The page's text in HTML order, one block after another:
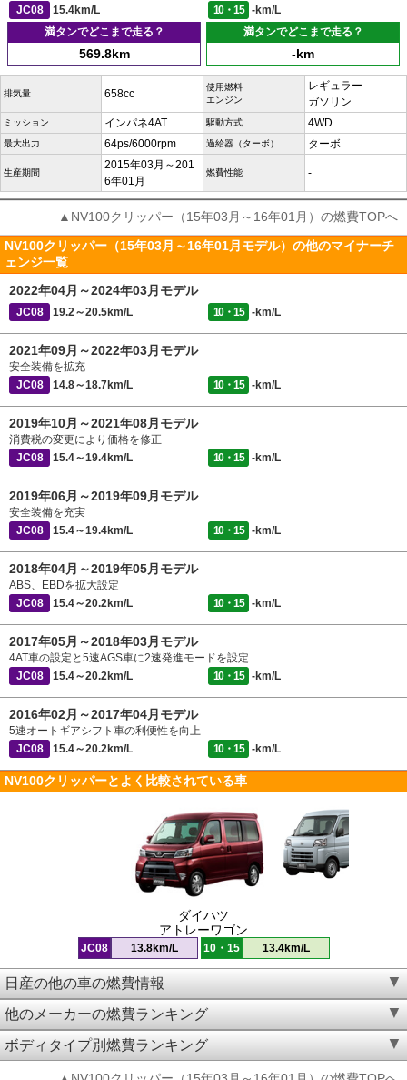
JC08
15.4km/L 10・15
-km/L
満タンでどこまで走る？
569.8km
満タンでどこまで走る？
-km
排気量 658cc
使用燃料
エンジン
レギュラー
ガソリン
ミッション インパネ4AT 駆動方式 4WD
最大出力 64ps/6000rpm 過給器（ターボ） ターボ
生産期間
2015年03月～201
6年01月
燃費性能 -
▲NV100クリッパー（15年03月～16年01月）の燃費TOPへ
NV100クリッパー（15年03月～16年01月モデル）の他のマイナーチ
ェンジ一覧
2022年04月～2024年03月モデル
JC08 19.2～20.5km/L 10・15 -km/L
2021年09月～2022年03月モデル
安全装備を拡充
JC08
14.8～18.7km/L 10・15 -km/L
2019年10月～2021年08月モデル
消費税の変更により価格を修正
JC08
15.4～19.4km/L 10・15 -km/L
2019年06月～2019年09月モデル
安全装備を充実
JC08
15.4～19.4km/L 10・15 -km/L
2018年04月～2019年05月モデル
ABS、EBDを拡大設定
JC08
15.4～20.2km/L 10・15 -km/L
2017年05月～2018年03月モデル
4AT車の設定と5速AGS車に2速発進モードを設定
JC08
15.4～20.2km/L 10・15 -km/L
2016年02月～2017年04月モデル
5速オートギアシフト車の利便性を向上
JC08
15.4～20.2km/L 10・15 -km/L
NV100クリッパーとよく比較されている車
ダイハツ
アトレーワゴン
JC08 13.8km/L 10・15 13.4km/L
日産の他の車の燃費情報
他のメーカーの燃費ランキング
ボディタイプ別燃費ランキング